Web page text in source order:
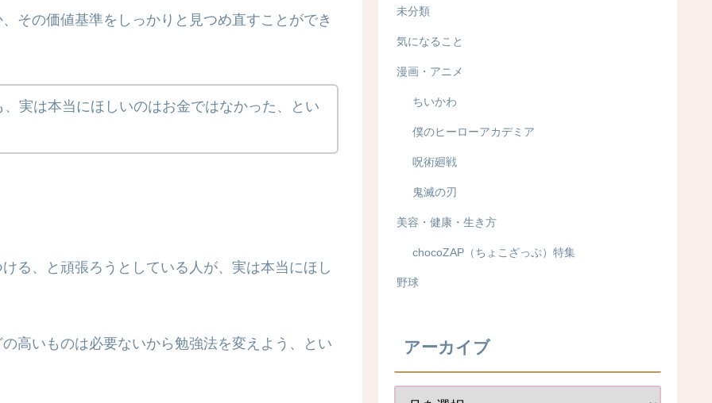
その価値基準をしっかりと見つめ直すことができ
実は本当にほしいのはお金ではなかった、とい
る、と頑張ろうとしている人が、実は本当にほし
高いものは必要ないから勉強法を変えよう、とい
未分類
気になること
漫画・アニメ
ちいかわ
僕のヒーローアカデミア
呪術廻戦
鬼滅の刃
美容・健康・生き方
chocoZAP（ちょこざっぷ）特集
野球
アーカイブ